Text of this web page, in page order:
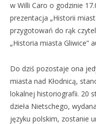
w Willi Caro o godzinie
prezentacja „Historii
przygotowań do rąk
„Historia miasta Gliwice”
Do dziś pozostaje ona
miasta nad Kłodnicą,
lokalnej historiografii. 20
dzieła Nietschego,
języku polskim, zostanie